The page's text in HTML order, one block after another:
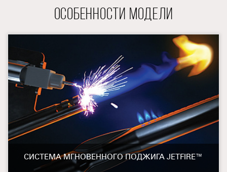
ОСОБЕННОСТИ МОДЕЛИ
СИСТЕМА МГНОВЕННОГО ПОДЖИГА JETFIRE™